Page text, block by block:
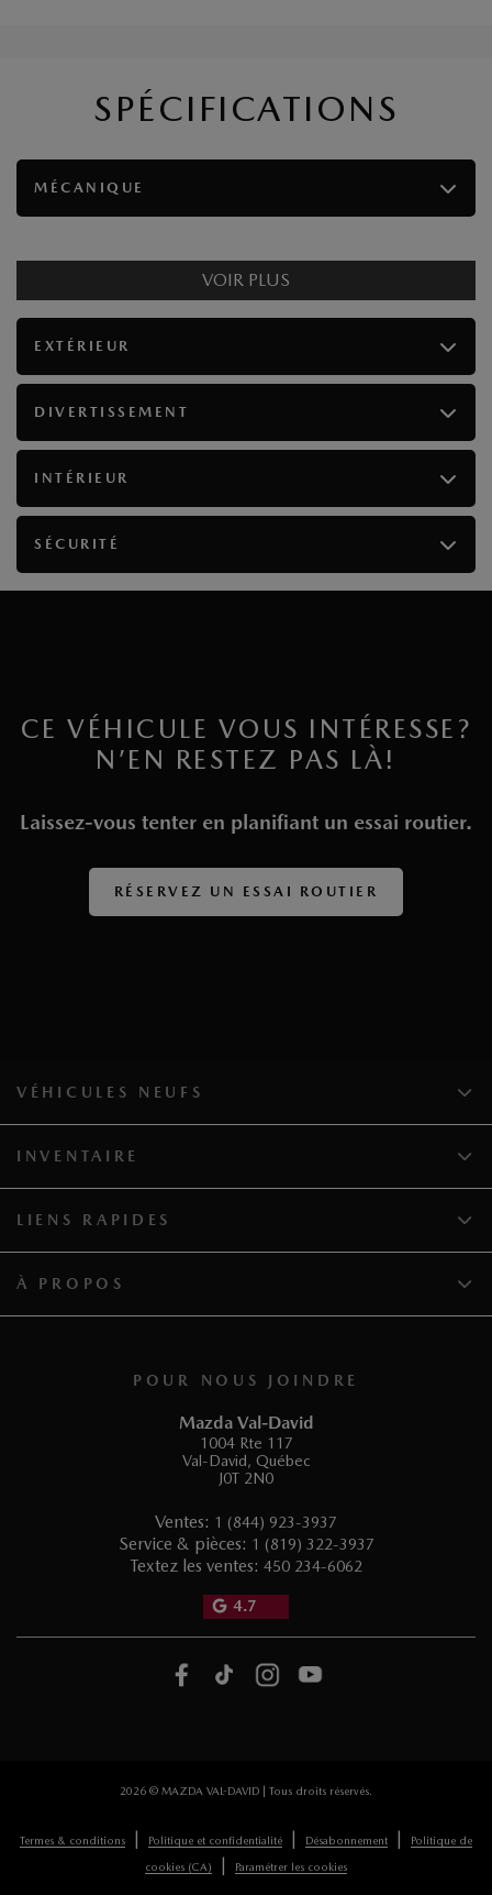
SPÉCIFICATIONS
MÉCANIQUE
VOIR PLUS
EXTÉRIEUR
DIVERTISSEMENT
INTÉRIEUR
SÉCURITÉ
CE VÉHICULE VOUS INTÉRESSE?
N’EN RESTEZ PAS LÀ!
Laissez-vous tenter en planifiant un essai routier.
RÉSERVEZ UN ESSAI ROUTIER
POUR NOUS JOINDRE
Mazda Val-David
1004 Rte 117
Val-David, Québec
J0T 2N0
Ventes: 1 (844) 923-3937
Service & pièces: 1 (819) 322-3937
Textez les ventes: 450 234-6062
4.7
VÉHICULES NEUFS
INVENTAIRE
LIENS RAPIDES
À PROPOS
2026 © MAZDA VAL-DAVID | Tous droits réservés.
Termes & conditions | Politique et confidentialité | Désabonnement |
Politique de
cookies (CA)
| Paramétrer les cookies